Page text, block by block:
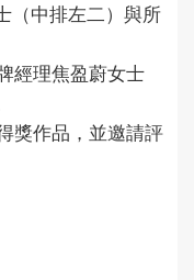
（中排左二）與所
經理焦盈蔚女士
獎作品，並邀請評